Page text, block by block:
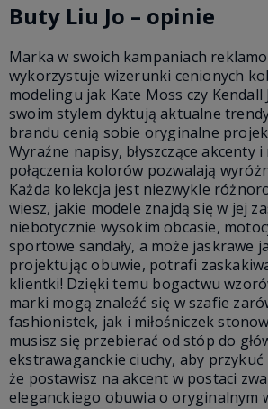
Buty Liu Jo – opinie
Marka w swoich kampaniach
wykorzystuje wizerunki cenionych
modelingu jak Kate Moss czy
swoim stylem dyktują aktualne
brandu cenią sobie oryginalne
Wyraźne napisy, błyszczące akcenty
połączenia kolorów pozwalają
Każda kolekcja jest niezwykle
wiesz, jakie modele znajdą się w jej
niebotycznie wysokim obcasie,
sportowe sandały, a może jaskrawe
projektując obuwie, potrafi
klientki! Dzięki temu bogactwu
marki mogą znaleźć się w szafie
fashionistek, jak i miłośniczek
musisz się przebierać od stóp do
ekstrawaganckie ciuchy, aby przykuć
że postawisz na akcent w postaci
eleganckiego obuwia o oryginalnym